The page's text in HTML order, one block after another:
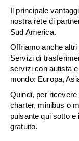
Il principale
nostra rete di
Sud America.
Offriamo anche
Servizi di
servizi con autista
mondo: Europa,
Quindi, per ricevere
charter, minibus o
pulsante qui sotto
gratuito.